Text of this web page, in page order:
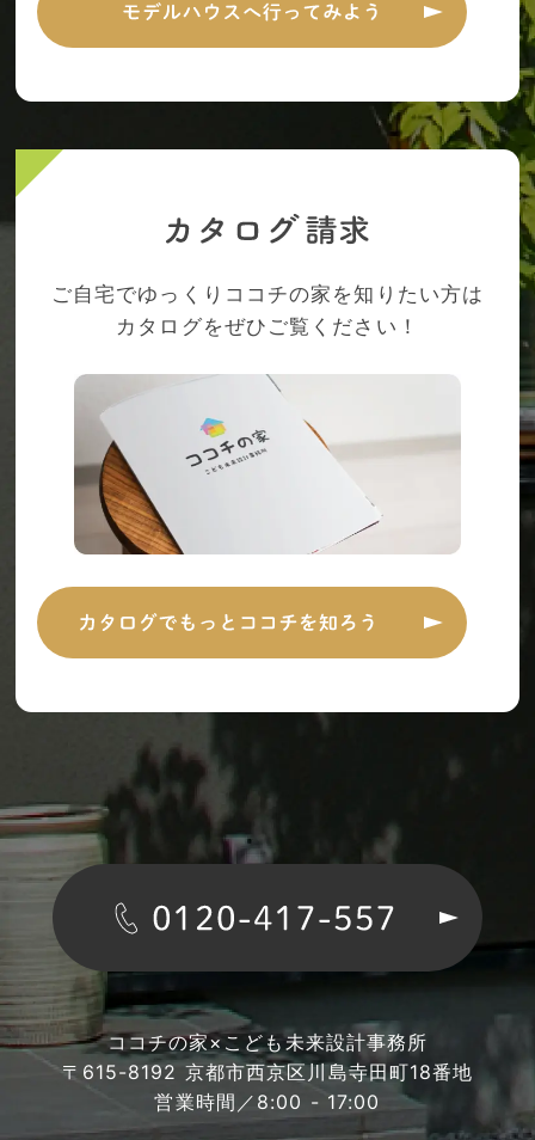
ご自宅でゆっくりココチの家を知りたい方は
カタログをぜひご覧ください！
ココチの家×こども未来設計事務所
〒615-8192 京都市西京区川島寺田町18番地
営業時間／8:00 - 17:00